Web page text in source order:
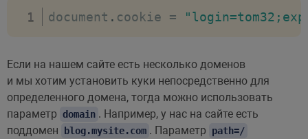
document . cookie =
Если на нашем сайте есть несколько доменов
и мы хотим установить куки непосредственно для
определенного домена, тогда можно использовать
параметр domain . Например, у нас на сайте есть
поддомен
blog.mysite.com . Параметр path=/